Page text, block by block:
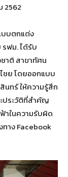
2562
บบตกแต่ง
ฟม. ได้รับ
าติ สาขาทัศน
ชย โดยออกแบบ
นทร์ ให้ความรู้สึก
ประวัติที่สำคัญ
าในความรับผิด
ทาง Facebook